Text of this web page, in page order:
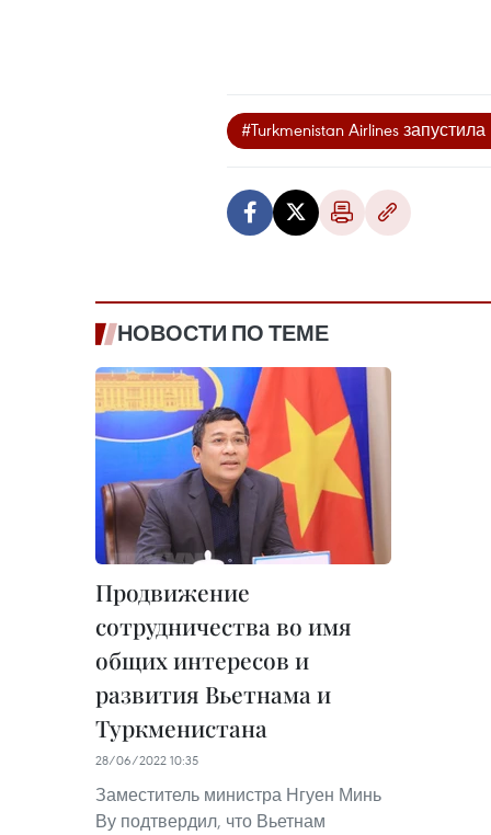
#Turkmenistan Airlines
НОВОСТИ ПО ТЕМЕ
Продвижение
сотрудничества во имя
общих интересов и
развития Вьетнама и
Туркменистана
28/06/2022 10:35
Заместитель министра Нгуен Минь
Ву подтвердил, что Вьетнам